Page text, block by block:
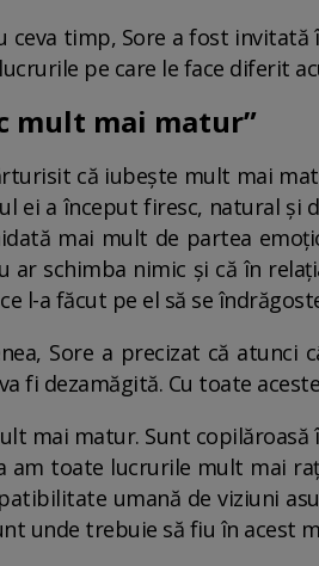
ceva timp, Sore a fost invitată
pe care le face diferit
mult mai matur”
că iubește mult mai
ei a început firesc, natural și
mai mult de partea
ar schimba nimic și că în
l-a făcut pe el să se
Sore a precizat că
fi dezamăgită. Cu toate
mai matur. Sunt
am toate lucrurile mult mai
umană de viziuni
unde trebuie să fiu în acest